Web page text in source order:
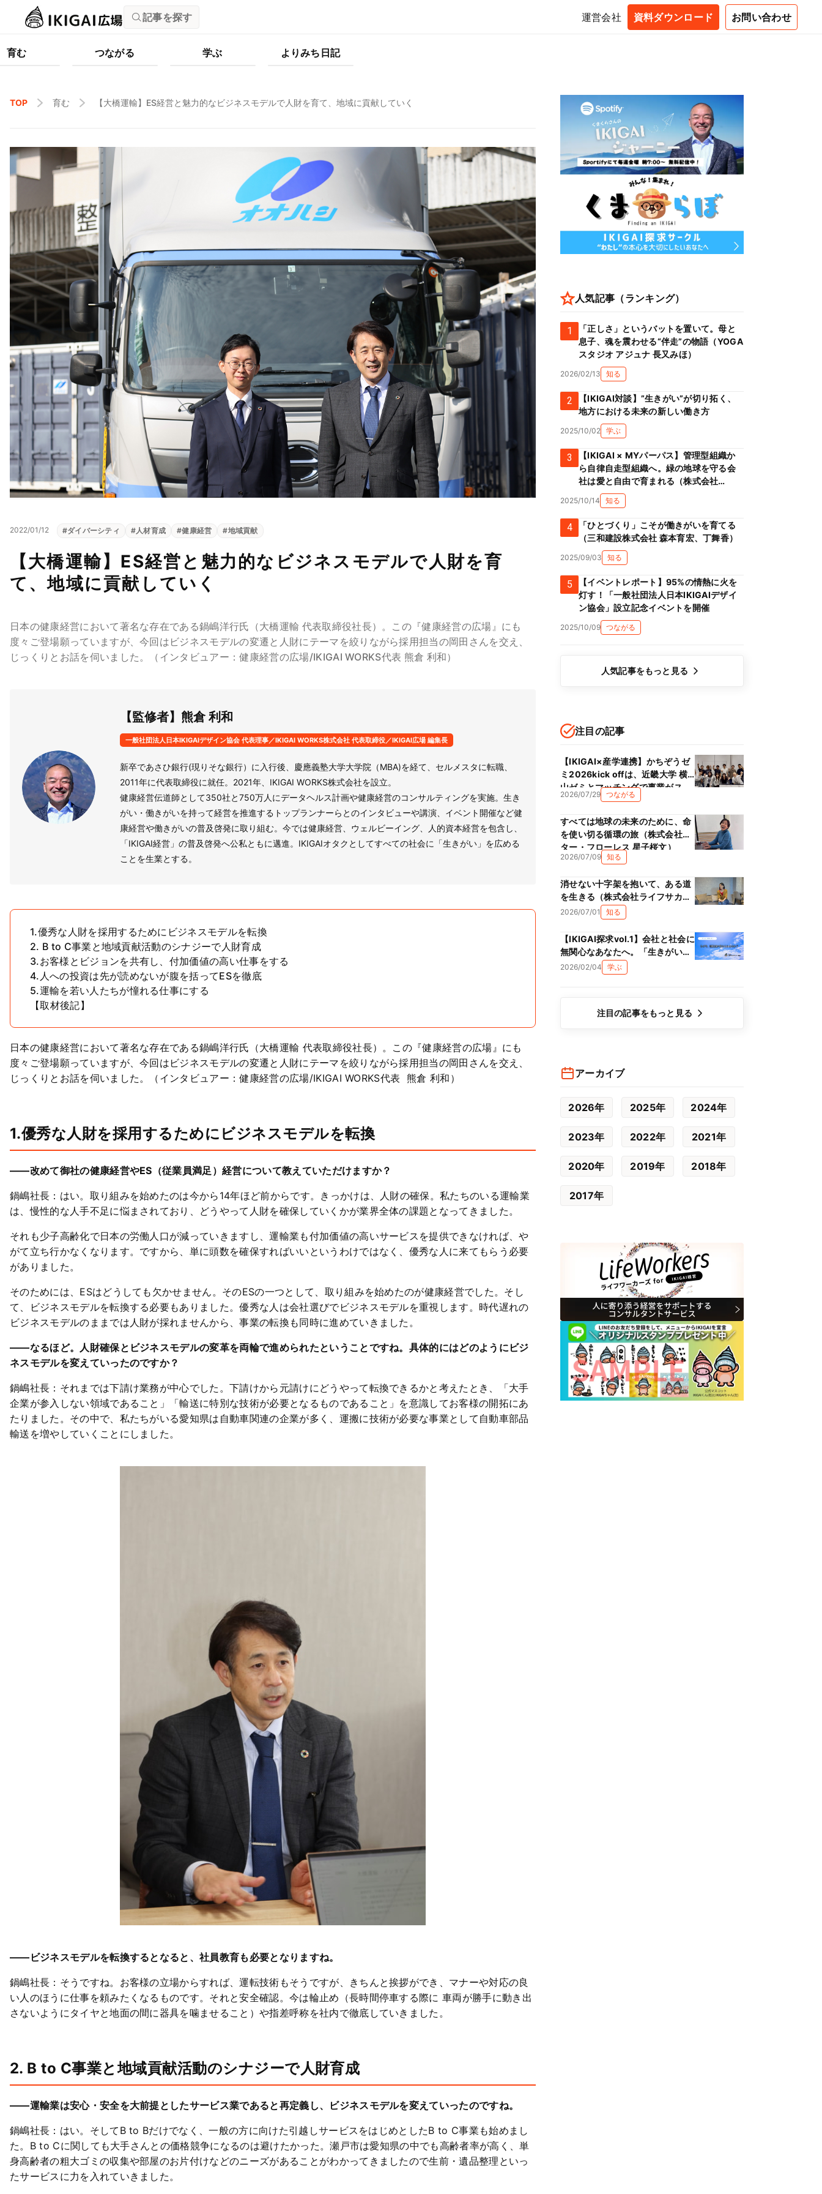
記事を探す 運営会社 資料ダウンロード お問い合わせ
育む つながる 学ぶ よりみち日記
TOP 育む 【大橋運輸】ES経営と魅力的なビジネスモデルで人財を育て、地域に貢献していく
2022/01/12 #ダイバーシティ #人材育成 #健康経営 #地域貢献
【大橋運輸】ES経営と魅力的なビジネスモデルで人財を育
て、地域に貢献していく
日本の健康経営において著名な存在である鍋嶋洋行氏（大橋運輸 代表取締役社長）。この『健康経営の広場』にも
度々ご登場願っていますが、今回はビジネスモデルの変遷と人財にテーマを絞りながら採用担当の岡田さんを交え、
じっくりとお話を伺いました。（インタビュアー：健康経営の広場/IKIGAI WORKS代表 熊倉 利和）
【監修者】熊倉 利和
一般社団法人日本IKIGAIデザイン協会 代表理事／IKIGAI WORKS株式会社 代表取締役／IKIGAI広場 編集長
新卒であさひ銀行(現りそな銀行）に入行後、慶應義塾大学大学院（MBA)を経て、セルメスタに転職、
2011年に代表取締役に就任。2021年、IKIGAI WORKS株式会社を設立。
健康経営伝道師として350社と750万人にデータヘルス計画や健康経営のコンサルティングを実施。生き
がい・働きがいを持って経営を推進するトップランナーらとのインタビューや講演、イベント開催など健
康経営や働きがいの普及啓発に取り組む。今では健康経営、ウェルビーイング、人的資本経営を包含し、
「IKIGAI経営」の普及啓発へ公私ともに邁進。IKIGAIオタクとしてすべての社会に「生きがい」を広める
ことを生業とする。
1.優秀な人財を採用するためにビジネスモデルを転換
2. B to C事業と地域貢献活動のシナジーで人財育成
3.お客様とビジョンを共有し、付加価値の高い仕事をする
4.人への投資は先が読めないが腹を括ってESを徹底
5.運輸を若い人たちが憧れる仕事にする
【取材後記】
日本の健康経営において著名な存在である鍋嶋洋行氏（大橋運輸 代表取締役社長）。この『健康経営の広場』にも
度々ご登場願っていますが、今回はビジネスモデルの変遷と人財にテーマを絞りながら採用担当の岡田さんを交え、
じっくりとお話を伺いました。（インタビュアー：健康経営の広場/IKIGAI WORKS代表 熊倉 利和）
1.優秀な人財を採用するためにビジネスモデルを転換
――改めて御社の健康経営やES（従業員満足）経営について教えていただけますか？
鍋嶋社長：はい。取り組みを始めたのは今から14年ほど前からです。きっかけは、人財の確保。私たちのいる運輸業
は、慢性的な人手不足に悩まされており、どうやって人財を確保していくかが業界全体の課題となってきました。
それも少子高齢化で日本の労働人口が減っていきますし、運輸業も付加価値の高いサービスを提供できなければ、や
がて立ち行かなくなります。ですから、単に頭数を確保すればいいというわけではなく、優秀な人に来てもらう必要
がありました。
そのためには、ESはどうしても欠かせません。そのESの一つとして、取り組みを始めたのが健康経営でした。そし
て、ビジネスモデルを転換する必要もありました。優秀な人は会社選びでビジネスモデルを重視します。時代遅れの
ビジネスモデルのままでは人財が採れませんから、事業の転換も同時に進めていきました。
――なるほど。人財確保とビジネスモデルの変革を両輪で進められたということですね。具体的にはどのようにビジ
ネスモデルを変えていったのですか？
鍋嶋社長：それまでは下請け業務が中心でした。下請けから元請けにどうやって転換できるかと考えたとき、「大手
企業が参入しない領域であること」「輸送に特別な技術が必要となるものであること」を意識してお客様の開拓にあ
たりました。その中で、私たちがいる愛知県は自動車関連の企業が多く、運搬に技術が必要な事業として自動車部品
輸送を増やしていくことにしました。
――ビジネスモデルを転換するとなると、社員教育も必要となりますね。
鍋嶋社長：そうですね。お客様の立場からすれば、運転技術もそうですが、きちんと挨拶ができ、マナーや対応の良
い人のほうに仕事を頼みたくなるものです。それと安全確認。今は輪止め（長時間停車する際に 車両が勝手に動き出
さないようにタイヤと地面の間に器具を噛ませること）や指差呼称を社内で徹底していきました。
2. B to C事業と地域貢献活動のシナジーで人財育成
――運輸業は安心・安全を大前提としたサービス業であると再定義し、ビジネスモデルを変えていったのですね。
鍋嶋社長：はい。そしてB to Bだけでなく、一般の方に向けた引越しサービスをはじめとしたB to C事業も始めまし
た。B to Cに関しても大手さんとの価格競争になるのは避けたかった。瀬戸市は愛知県の中でも高齢者率が高く、単
身高齢者の粗大ゴミの収集や部屋のお片付けなどのニーズがあることがわかってきましたので生前・遺品整理といっ
たサービスに力を入れていきました。
人気記事（ランキング）
1
「正しさ」というバットを置いて。母と
息子、魂を震わせる“伴走”の物語（YOGA
スタジオ アジュナ 長又みほ）
2026/02/13 知る
2
【IKIGAI対談】”生きがい”が切り拓く、
地方における未来の新しい働き方
2025/10/02 学ぶ
3
【IKIGAI × MYパーパス】管理型組織か
ら自律自走型組織へ。緑の地球を守る会
社は愛と自由で育まれる（株式会社
Green prop 川添克子）
2025/10/14 知る
4
「ひとづくり」こそが働きがいを育てる
（三和建設株式会社 森本育宏、丁舞香）
2025/09/03 知る
5
【イベントレポート】95%の情熱に火を
灯す！「一般社団法人日本IKIGAIデザイ
ン協会」設立記念イベントを開催
2025/10/09 つながる
人気記事をもっと見る
注目の記事
【IKIGAI×産学連携】かちぞうゼ
ミ2026kick offは、近畿大学 横
山ゼミとマッチングで事業がス
タート！！
2026/07/29 つながる
すべては地球の未来のために、命
を使い切る循環の旅（株式会社ス
ター・フローレス 星子桜文）
2026/07/09 知る
消せない十字架を抱いて、ある道
を生きる（株式会社ライフサカス
西部沙緒里）
2026/07/01 知る
【IKIGAI探求vol.1】会社と社会に
無関心なあなたへ。「生きがい
（IKIGAI）」は、単なる精神論で
はない理由
2026/02/04 学ぶ
注目の記事をもっと見る
アーカイブ
2026年 2025年 2024年
2023年 2022年 2021年
2020年 2019年 2018年
2017年